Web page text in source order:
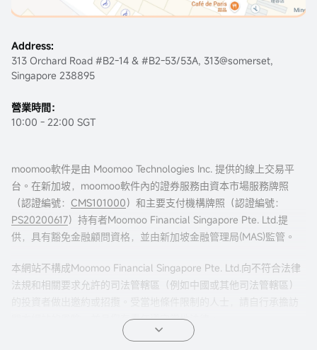
Address:
313 Orchard Road #B2-14 & #B2-53/53A, 313@somerset,
Singapore 238895
營業時間：
10:00 - 22:00 SGT
moomoo軟件是由 Moomoo Technologies Inc. 提供的線上交易平
台。在新加坡，moomoo軟件內的證券服務由資本市場服務牌照
（認證編號： CMS101000）和主要支付機構牌照（認證編號：
PS20200617）持有者Moomoo Financial Singapore Pte. Ltd.提
供，具有豁免金融顧問資格，並由新加坡金融管理局(MAS)監管。
本網站不構成Moomoo Financial Singapore Pte. Ltd.向不符合法律
法規和相關要求允許的司法管轄區（例如中國或其他司法管轄區）
問本網站的風險，並且您有責任遵守當地法律。